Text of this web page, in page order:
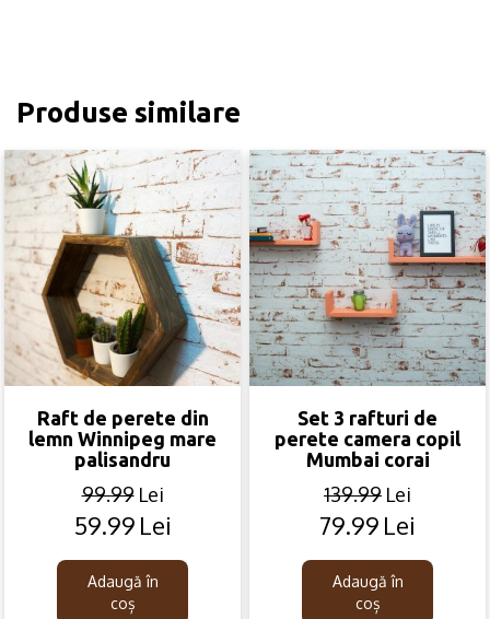
Produse similare
Raft de perete din
lemn Winnipeg mare
palisandru
99.99 Lei
Original
was:
99.99lei.
59.99 Lei
Current
is:
59.99lei.
Adaugă în
coș
Set 3 rafturi de
perete camera copil
Mumbai corai
139.99 Lei
Original
was:
139.99lei.
79.99 Lei
Current
is:
79.99lei.
Adaugă în
coș